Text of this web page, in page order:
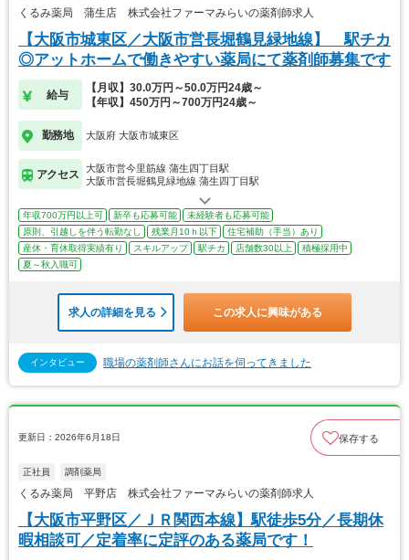
くるみ薬局 蒲生店 株式会社ファーマみらいの薬剤師求人
【大阪市城東区／大阪市営長堀鶴見緑地線】 駅チカ
◎アットホームで働きやすい薬局にて薬剤師募集です
給与
【月収】30.0万円～50.0万円24歳～
【年収】450万円～700万円24歳～
勤務地 大阪府 大阪市城東区
アクセス
大阪市営今里筋線 蒲生四丁目駅
大阪市営長堀鶴見緑地線 蒲生四丁目駅
年収700万円以上可 新卒も応募可能
未経験者も応募可能
原則、引越しを伴う転勤なし
残業月10ｈ以下
住宅補助（手当）あり
産休・育休取得実績有り
スキルアップ 駅チカ 店舗数30以上
積極採用中
夏～秋入職可
求人の詳細を見る この求人に興味がある
インタビュー 職場の薬剤師さんにお話を伺ってきました
更新日：2026年6月18日 保存する
正社員 調剤薬局
くるみ薬局 平野店 株式会社ファーマみらいの薬剤師求人
【大阪市平野区／ＪＲ関西本線】駅徒歩5分／長期休
暇相談可／定着率に定評のある薬局です！